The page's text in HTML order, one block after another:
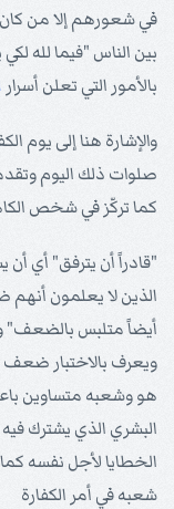
في شعورهم إلا من
بين الناس "فيما لله
بالأمور التي تعلن أسرار
والإشارة هنا إلى يوم
صلوات ذلك اليوم
كما تركّز في شخص
"قادراً أن يترفق" أي
الذين لا يعلمون أنهم
أيضاً متلبس بالضعف"
ويعرف بالاختبار
هو وشعبه متساوين
البشري الذي يشترك
الخطايا لأجل نفسه
شعبه في أمر الكفارة